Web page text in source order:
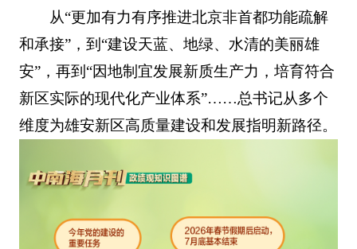
从“更加有力有序推进北京非首都功能疏解
和承接”，到“建设天蓝、地绿、水清的美丽雄
安”，再到“因地制宜发展新质生产力，培育符合
新区实际的现代化产业体系”……总书记从多个
维度为雄安新区高质量建设和发展指明新路径。